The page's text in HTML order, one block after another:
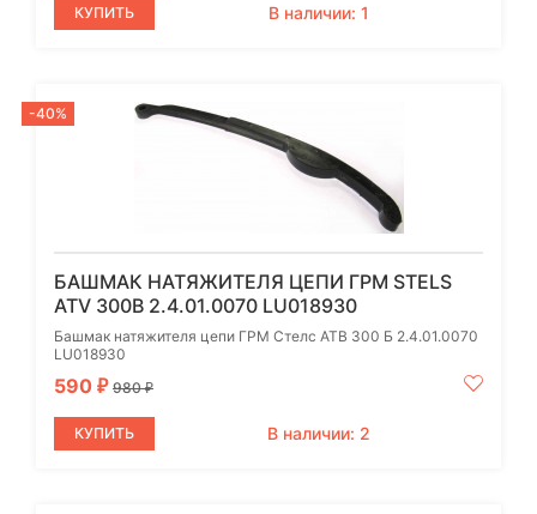
КУПИТЬ В наличии: 1
-40%
БАШМАК НАТЯЖИТЕЛЯ ЦЕПИ ГРМ STELS
ATV 300B 2.4.01.0070 LU018930
Башмак натяжителя цепи ГРМ Стелс АТВ 300 Б 2.4.01.0070
LU018930
590 ₽ 980₽
КУПИТЬ В наличии: 2